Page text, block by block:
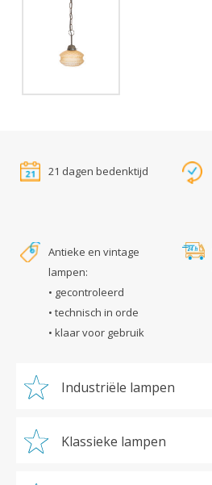
21 dagen bedenktijd
Antieke en vintage
lampen:
• gecontroleerd
• technisch in orde
• klaar voor gebruik
Industriële lampen
Klassieke lampen